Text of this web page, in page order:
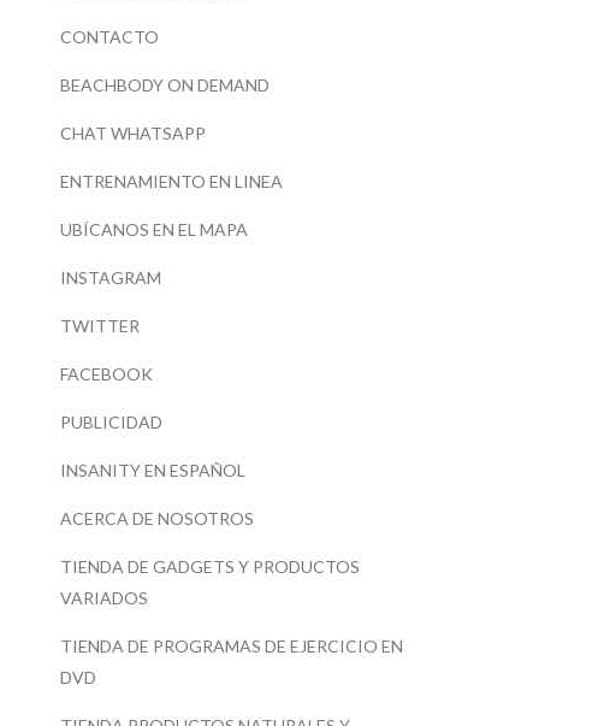
CONTACTO
BEACHBODY ON DEMAND
CHAT WHATSAPP
ENTRENAMIENTO EN LINEA
UBÍCANOS EN EL MAPA
INSTAGRAM
TWITTER
FACEBOOK
PUBLICIDAD
INSANITY EN ESPAÑOL
ACERCA DE NOSOTROS
TIENDA DE GADGETS Y PRODUCTOS
VARIADOS
TIENDA DE PROGRAMAS DE EJERCICIO EN
DVD